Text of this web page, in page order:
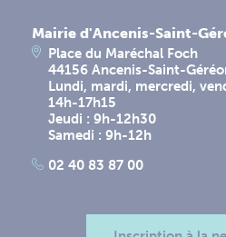
Mairie d'Ancenis-Saint-
Place du Maréchal Foch
44156 Ancenis-Saint-
Lundi, mardi, mercredi,
14h-17h15
Jeudi : 9h-12h30
Samedi : 9h-12h
02 40 83 87 00